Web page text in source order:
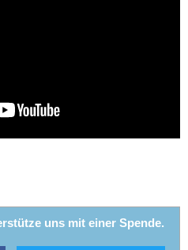
uns mit einer Spende.